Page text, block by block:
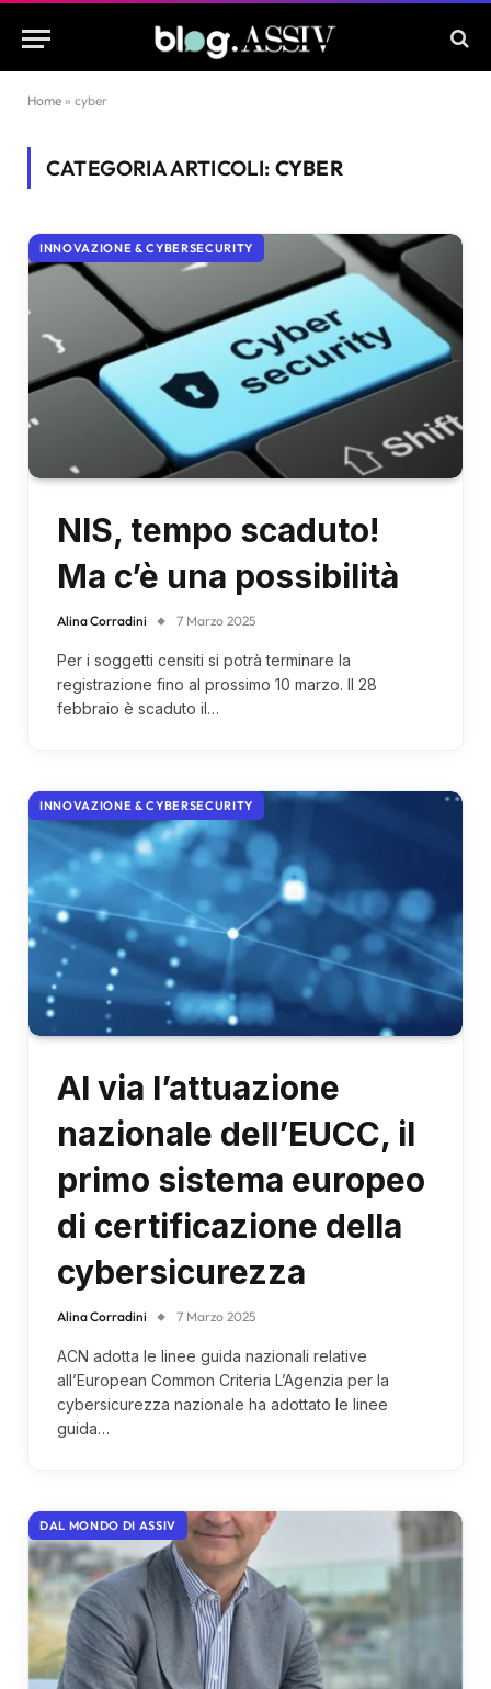
Home » cyber
CATEGORIA ARTICOLI: CYBER
INNOVAZIONE & CYBERSECURITY
NIS, tempo scaduto!
Ma c’è una possibilità
Alina Corradini 7 Marzo 2025
Per i soggetti censiti si potrà terminare la
registrazione fino al prossimo 10 marzo. Il 28
febbraio è scaduto il…
INNOVAZIONE & CYBERSECURITY
Al via l’attuazione
nazionale dell’EUCC, il
primo sistema europeo
di certificazione della
cybersicurezza
Alina Corradini 7 Marzo 2025
ACN adotta le linee guida nazionali relative
all’European Common Criteria L’Agenzia per la
cybersicurezza nazionale ha adottato le linee
guida…
DAL MONDO DI ASSIV